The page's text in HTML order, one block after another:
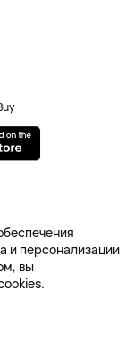
и персонализации
вы